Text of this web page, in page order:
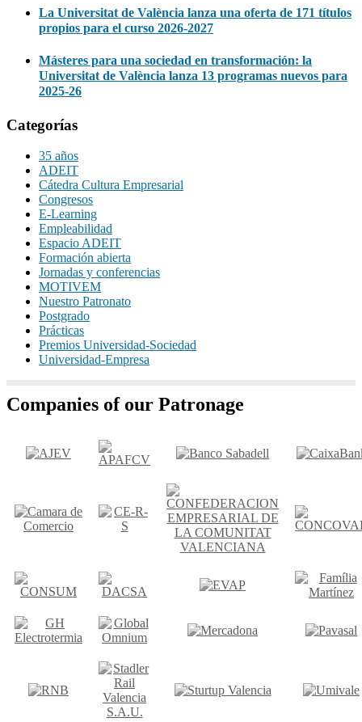
La Universitat de València lanza una oferta de 171 títulos
propios para el curso 2026-2027
Másteres para una sociedad en transformación: la
Universitat de València lanza 13 programas nuevos para
2025-26
Categorías
35 años
ADEIT
Cátedra Cultura Empresarial
Congresos
E-Learning
Empleabilidad
Espacio ADEIT
Formación abierta
Jornadas y conferencias
MOTIVEM
Nuestro Patronato
Postgrado
Prácticas
Premios Universidad-Sociedad
Universidad-Empresa
Companies of our Patronage